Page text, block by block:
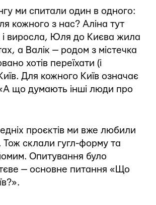
ми спитали один в одного:
кожного з нас? Аліна тут
і виросла, Юля до Києва жила
а Валік — родом з містечка
хотів переїхати (і
Для кожного Київ означає
що думають інші люди про
проєктів ми вже любили
Тож склали гугл-форму та
Опитування було
— основне питання «Що